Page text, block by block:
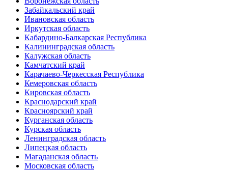
Забайкальский край
Ивановская область
Иркутская область
Кабардино-Балкарская Республика
Калининградская область
Калужская область
Камчатский край
Карачаево-Черкесская Республика
Кемеровская область
Кировская область
Краснодарский край
Красноярский край
Курганская область
Курская область
Ленинградская область
Липецкая область
Магаданская область
Московская область